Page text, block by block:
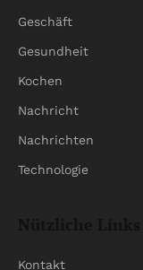
Geschäft
Gesundheit
Kochen
Nachricht
Nachrichten
Technologie
Kontakt